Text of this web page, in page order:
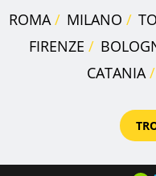
ROMA MILANO
FIRENZE
CATANIA